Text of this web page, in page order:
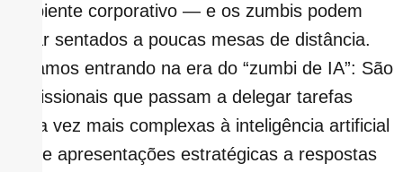
ambiente corporativo — e os zumbis podem
estar sentados a poucas mesas de distância.
Estamos entrando na era do “zumbi de IA”: São
profissionais que passam a delegar tarefas
cada vez mais complexas à inteligência artificial
— de apresentações estratégicas a respostas